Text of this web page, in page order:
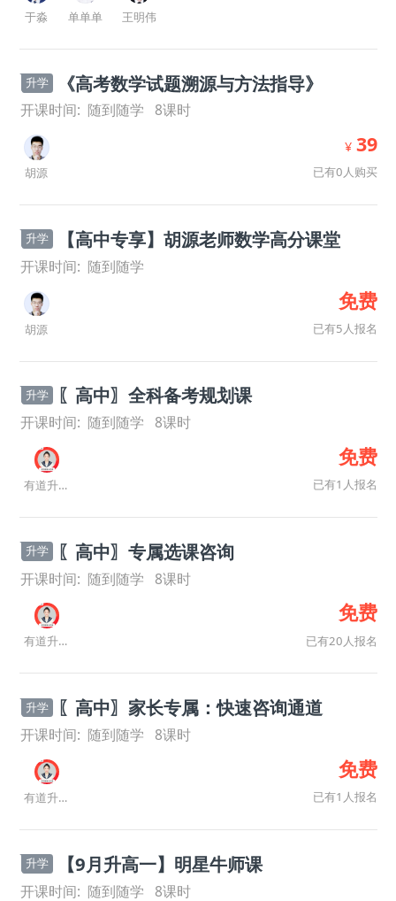
于淼 单单单 王明伟
升学 《高考数学试题溯源与方法指导》
开课时间: 随到随学 8课时
胡源
¥ 39
已有0人购买
升学 【高中专享】胡源老师数学高分课堂
开课时间: 随到随学
胡源
免费
已有5人报名
升学 〖高中〗全科备考规划课
开课时间: 随到随学 8课时
有道升学规划师
免费
已有1人报名
升学 〖高中〗专属选课咨询
开课时间: 随到随学 8课时
有道升学规划师
免费
已有20人报名
升学 〖高中〗家长专属：快速咨询通道
开课时间: 随到随学 8课时
有道升学规划师
免费
已有1人报名
升学 【9月升高一】明星牛师课
开课时间: 随到随学 8课时